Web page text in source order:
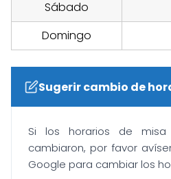
Sábado
Domingo
Sugerir cambio de
Si los horarios de
cambiaron, por favor
Google para cambiar los